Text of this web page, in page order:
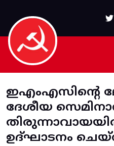
ഇഎംഎസിന്റെ
ദേശീയ
ഉദ്ഘാടനം